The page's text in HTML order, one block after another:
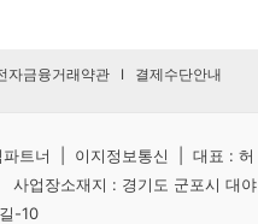
자금융거래약관I 결제수단안내
파트너 | 이지정보통신 | 대표 : 허
장소재지 : 경기도 군포시 대야
-10